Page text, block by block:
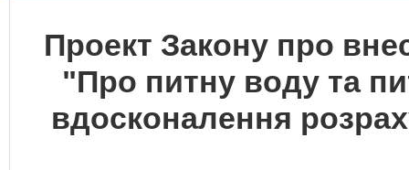
Проект Закону про
"Про питну воду та
вдосконалення